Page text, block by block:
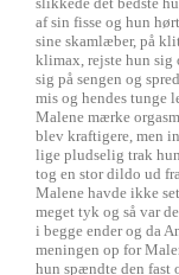
af sin fisse og hun
sine skamlæber, på
klimax, rejste hun sig
sig på sengen og
mis og hendes tunge
Malene mærke
blev kraftigere, men
lige pludselig trak
tog en stor dildo ud
Malene havde ikke
meget tyk og så var
i begge ender og da
meningen op for
hun spændte den fast